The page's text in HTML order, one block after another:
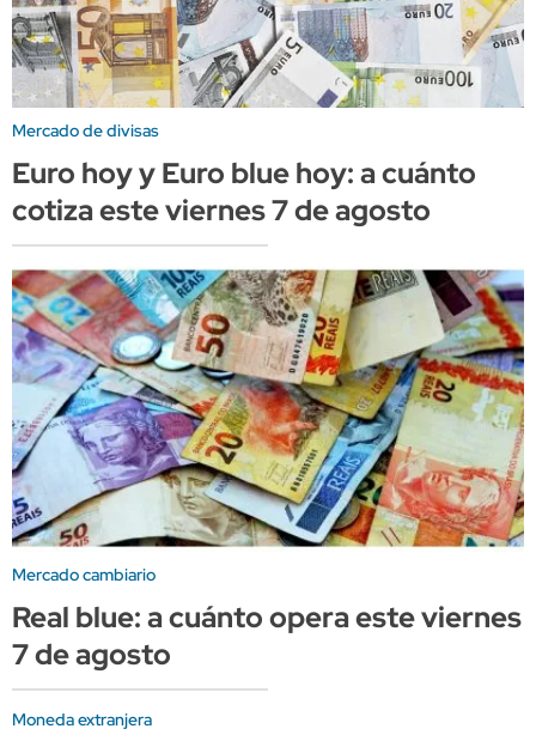
Mercado de divisas
Euro hoy y Euro blue hoy: a cuánto
cotiza este viernes 7 de agosto
Mercado cambiario
Real blue: a cuánto opera este viernes
7 de agosto
Moneda extranjera